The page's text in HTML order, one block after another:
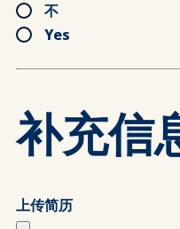
不
Yes
补充信
上传简历